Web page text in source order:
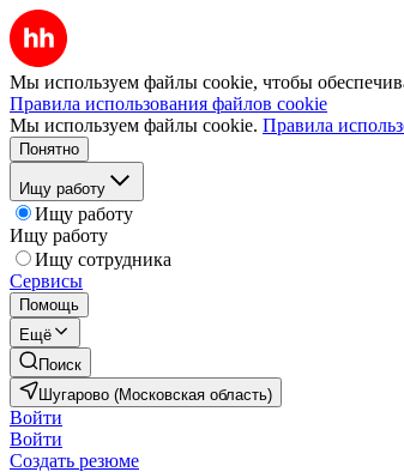
Мы используем файлы cookie, чтобы
Правила использования файлов cookie
Мы используем файлы cookie. Правила
Понятно
Ищу работу
Ищу работу
Ищу работу
Ищу сотрудника
Сервисы
Помощь
Ещё
Поиск
Шугарово (Московская область)
Войти
Войти
Создать резюме